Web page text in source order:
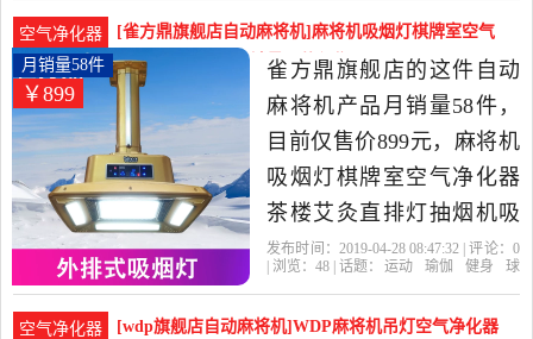
瑜伽,健身,球迷用品当中性
价比很高的，由上海发
货。
空气净化器
[雀方鼎旗舰店自动麻将机]麻将机吸烟灯棋牌室空气
净化器茶楼艾灸月销量58件仅售899元
￥899
月销量58件
雀方鼎旗舰店的这件自动
麻将机产品月销量58件，
目前仅售价899元，麻将机
吸烟灯棋牌室空气净化器
茶楼艾灸直排灯抽烟机吸
烟净化器是2019年雀方鼎
球迷用品当中性价比很高
发布时间：2019-04-28 08:47:32 | 评论： 0
| 浏览： 48 | 话题： 运动 瑜伽 健身
球
空气净化器
[wdp旗舰店自动麻将机]WDP麻将机吊灯空气净化器